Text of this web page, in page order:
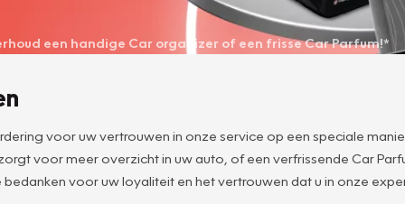
een handige Car organizer of een frisse Car Parfum!*
voor uw vertrouwen in onze service op een speciale
voor meer overzicht in uw auto, of een verfrissende Car
voor uw loyaliteit en het vertrouwen dat u in onze